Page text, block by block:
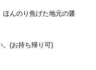
ほんのり焦げた地元の醤
。(お持ち帰り可)